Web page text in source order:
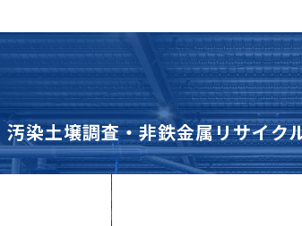
染土壌調査・非鉄金属リサイク